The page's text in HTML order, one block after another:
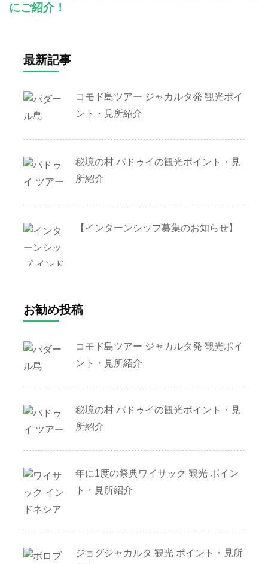
にご紹介！
最新記事
コモド島ツアー ジャカルタ発 観光ポイ
ント・見所紹介
秘境の村 バドゥイの観光ポイント・見
所紹介
【インターンシップ募集のお知らせ】
お勧め投稿
コモド島ツアー ジャカルタ発 観光ポイ
ント・見所紹介
秘境の村 バドゥイの観光ポイント・見
所紹介
年に1度の祭典ワイサック 観光 ポイン
ト・見所紹介
ジョグジャカルタ 観光 ポイント・見所